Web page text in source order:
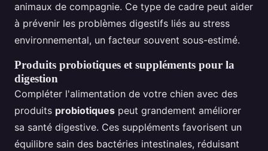
animaux de compagnie. Ce type de cadre peut aider
à prévenir les problèmes digestifs liés au stress
environnemental, un facteur souvent sous-estimé.
Produits probiotiques et suppléments pour la
digestion
Compléter l'alimentation de votre chien avec des
produits probiotiques peut grandement améliorer
sa santé digestive. Ces suppléments favorisent un
équilibre sain des bactéries intestinales, réduisant